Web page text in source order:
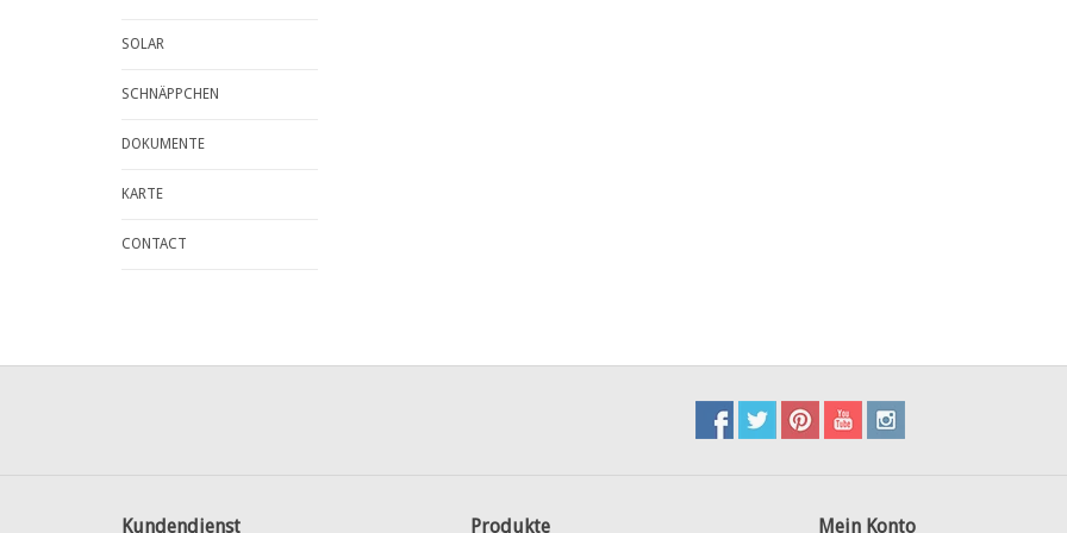
SOLAR
SCHNÄPPCHEN
DOKUMENTE
KARTE
CONTACT
Kundendienst Produkte Mein Konto